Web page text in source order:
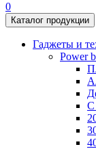
0
Каталог продукции
Гаджеты и
Power
С